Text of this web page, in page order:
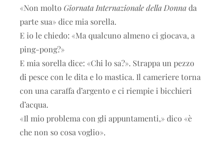
«Non molto Giornata Internazionale della Donnada
parte sua» dice mia sorella.
E io le chiedo: «Ma qualcuno almeno ci giocava, a
ping-pong?»
E mia sorella dice: «Chi lo sa?». Strappa un pezzo
di pesce con le dita e lo mastica. Il cameriere torna
con una caraffa d’argento e ci riempie i bicchieri
d’acqua.
«Il mio problema con gli appuntamenti,» dico «è
che non so cosa voglio».